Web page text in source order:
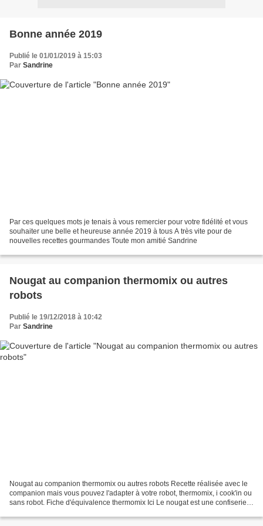
Bonne année 2019
Publié le 01/01/2019 à 15:03
Par Sandrine
Par ces quelques mots je tenais à vous remercier pour votre fidélité et vous
souhaiter une belle et heureuse année 2019 à tous A très vite pour de
nouvelles recettes gourmandes Toute mon amitié Sandrine
Nougat au companion thermomix ou autres
robots
Publié le 19/12/2018 à 10:42
Par Sandrine
Nougat au companion thermomix ou autres robots Recette réalisée avec le
companion mais vous pouvez l'adapter à votre robot, thermomix, i cook'in ou
sans robot. Fiche d'équivalence thermomix Ici Le nougat est une confiserie à